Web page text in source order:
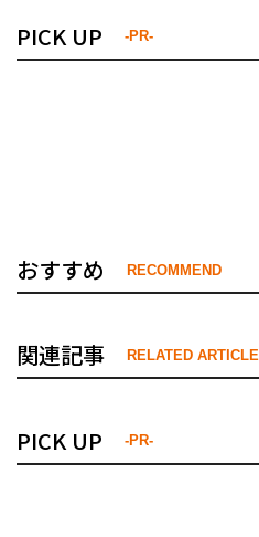
PICK UP -PR-
おすすめ RECOMMEND
関連記事 RELATED ARTICLE
PICK UP -PR-